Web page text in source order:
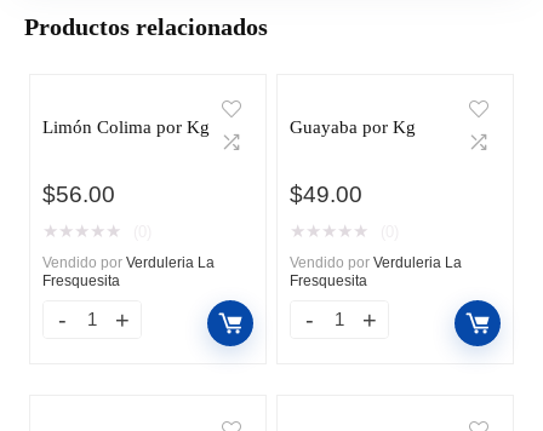
Productos relacionados
Limón Colima por Kg
$56.00
★ ★ ★ ★ ★
Vendido por Verduleria La
Fresquesita
Guayaba por Kg
$49.00
★ ★ ★ ★ ★
Vendido por Verduleria La
Fresquesita